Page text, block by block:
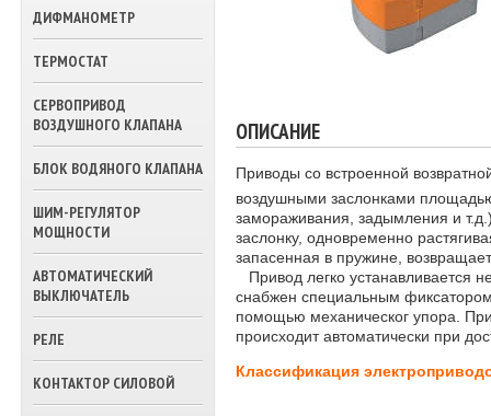
ДАТЧИКИ
ТЕМПЕРАТУРЫ
ЗАСЛОНОК
ПРИВОДА
ТРЕХХОДОВЫХ
КЛАПАНОВ ВОДЫ
ТРЕХХОДОВЫЕ
КЛАПАНА ВОДЫ
ДИФМАНОМЕТР
ТЕРМОСТАТ
СЕРВОПРИВОД
ВОЗДУШНОГО КЛАПАНА
БЛОК ВОДЯНОГО КЛАПАНА
ШИМ-РЕГУЛЯТОР
МОЩНОСТИ
АВТОМАТИЧЕСКИЙ
ВЫКЛЮЧАТЕЛЬ
РЕЛЕ
КОНТАКТОР СИЛОВОЙ
ОПИСАНИЕ
Приводы со встроенной
воздушными заслонками
замораживания, задымления и
заслонку, одновременно
запасенная в пружине,
Привод легко устанавливается
снабжен специальным
помощью механическог упора.
происходит автоматически при
Классификация